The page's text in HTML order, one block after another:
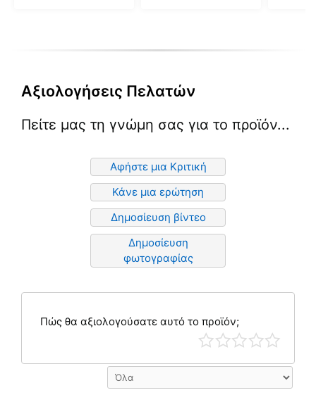
out of 5
Αξιολογήσεις Πελατών
Πείτε μας τη γνώμη σας για το προϊόν...
Αφήστε μια Κριτική
Κάνε μια ερώτηση
Δημοσίευση βίντεο
Δημοσίευση
φωτογραφίας
Πώς θα αξιολογούσατε αυτό το προϊόν;